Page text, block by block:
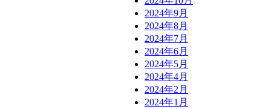
2024年9月
2024年8月
2024年7月
2024年6月
2024年5月
2024年4月
2024年2月
2024年1月